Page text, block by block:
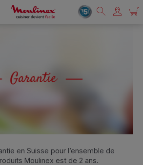
en Suisse pour l’ensemble de
Moulinex est de 2 ans.